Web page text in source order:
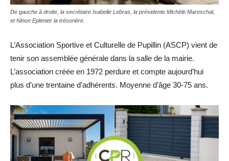
De gauche à droite, la secrétaire Isabelle Lebras, la présidente Michèle Mareschal,
et Ninon Eplenier la trésorière.
L’Association Sportive et Culturelle de Pupillin (ASCP) vient de
tenir son assemblée générale dans la salle de la mairie.
L’association créée en 1972 perdure et compte aujourd’hui
plus d’une trentaine d’adhérents. Moyenne d’âge 30-75 ans.